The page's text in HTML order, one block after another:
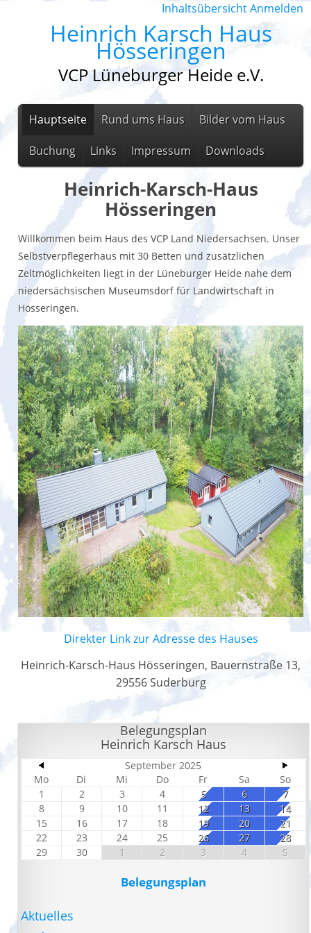
InhaltsübersichtAnmelden
Heinrich Karsch Haus
Hösseringen
VCP Lüneburger Heide e.V.
Hauptseite Rund ums Haus Bilder vom Haus
Buchung Links Impressum Downloads
Heinrich-Karsch-Haus
Hösseringen
Willkommen beim Haus des VCP Land Niedersachsen. Unser
Selbstverpflegerhaus mit 30 Betten und zusätzlichen
Zeltmöglichkeiten liegt in der Lüneburger Heide nahe dem
niedersächsischen Museumsdorf für Landwirtschaft in
Hösseringen.
Direkter Link zur Adresse des Hauses
Heinrich-Karsch-Haus Hösseringen, Bauernstraße 13,
29556 Suderburg
Belegungsplan
Heinrich Karsch Haus
September 2025
Mo
Di Mi Do Fr Sa
So
1
2 3 4 5 6
7
8
9 10 11 12 13
14
15
16 17 18 19 20
21
22
23 24 25 26 27
28
29
30 1 2 3 4 5
Belegungsplan
Aktuelles